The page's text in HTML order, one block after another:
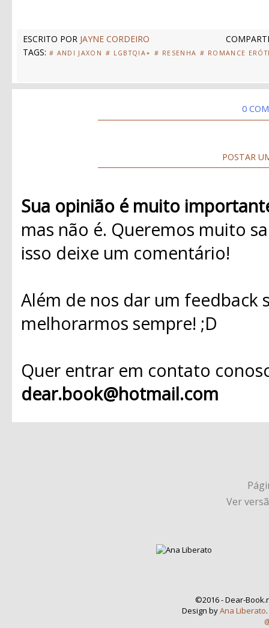
ESCRITO POR JAYNE CORDEIRO
TAGS: # ANDI JAXON # LGBTQIA+ # RESENHA # ROMANCE
0
POSTAR
Sua opinião é muito
mas não é. Queremos muito
isso deixe um comentário!
Além de nos dar um
melhorarmos sempre! ;D
Quer entrar em contato
dear.book@hotmail.com
Ver
©2016 - Dear-
Design byAna Liberato